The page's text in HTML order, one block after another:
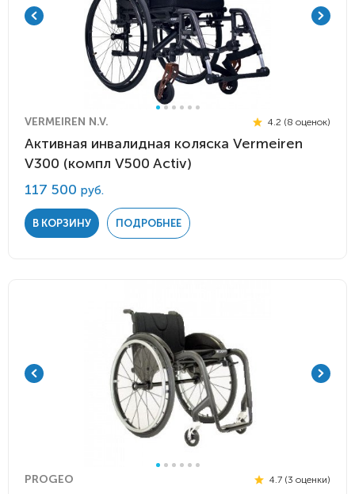
VERMEIREN N.V. 4.2 (8 оценок)
Активная инвалидная коляска Vermeiren
V300 (компл V500 Activ)
117 500 руб.
В КОРЗИНУ ПОДРОБНЕЕ
PROGEO 4.7 (3 оценки)